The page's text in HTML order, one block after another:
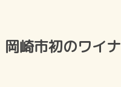
岡崎市初のワイ